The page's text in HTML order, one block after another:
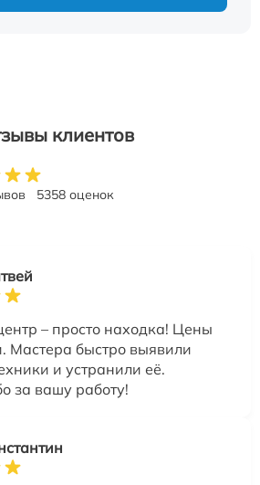
клиентов
5358 оценок
– просто находка! Цены
Мастера быстро выявили
и устранили её.
за вашу работу!